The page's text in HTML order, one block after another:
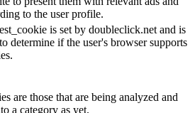
to the user profile.
is set by doubleclick.net and is
determine if the user's browser supports
are those that are being analyzed and
a category as yet.